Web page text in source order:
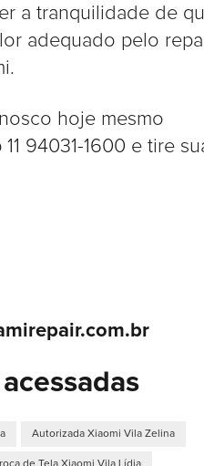
a tranquilidade de
adequado pelo
hoje mesmo
94031-1600 e tire
Autorizada Xiaomi Vila Zelina